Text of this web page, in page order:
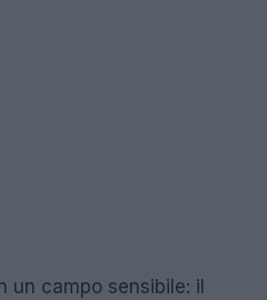
un campo sensibile: il